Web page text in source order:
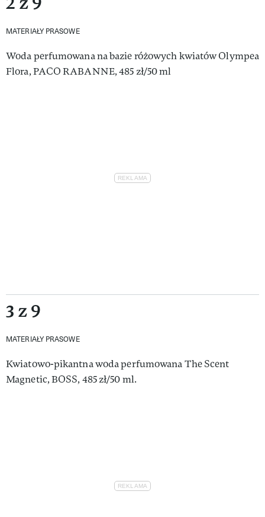
MATERIAŁY PRASOWE
Woda perfumowana na bazie różowych kwiatów Olympea
Flora, PACO RABANNE, 485 zł/50 ml
3 z 9
MATERIAŁY PRASOWE
Kwiatowo-pikantna woda perfumowana The Scent
Magnetic, BOSS, 485 zł/50 ml.